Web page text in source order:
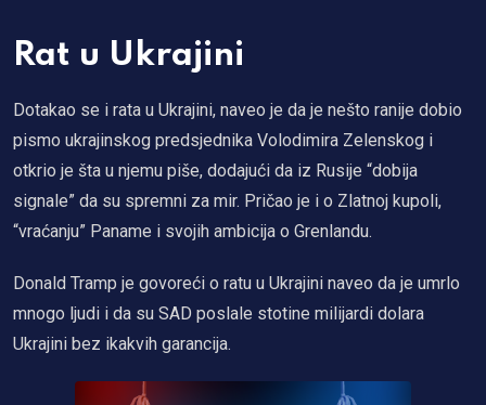
Rat u Ukrajini
Dotakao se i rata u Ukrajini, naveo je da je nešto ranije dobio
pismo ukrajinskog predsjednika Volodimira Zelenskog i
otkrio je šta u njemu piše, dodajući da iz Rusije “dobija
signale” da su spremni za mir. Pričao je i o Zlatnoj kupoli,
“vraćanju” Paname i svojih ambicija o Grenlandu.
Donald Tramp je govoreći o ratu u Ukrajini naveo da je umrlo
mnogo ljudi i da su SAD poslale stotine milijardi dolara
Ukrajini bez ikakvih garancija.